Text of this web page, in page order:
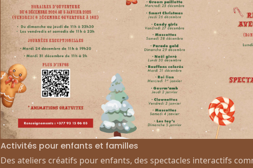
Activités pour enfants et familles
Des ateliers créatifs pour enfants, des spectacles interactifs